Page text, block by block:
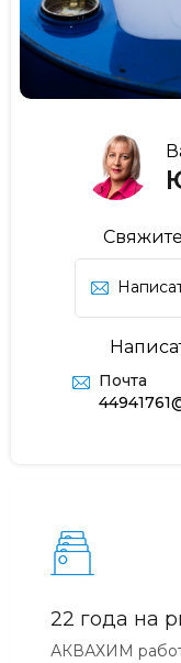
Почта
22 года на
АКВАХИМ